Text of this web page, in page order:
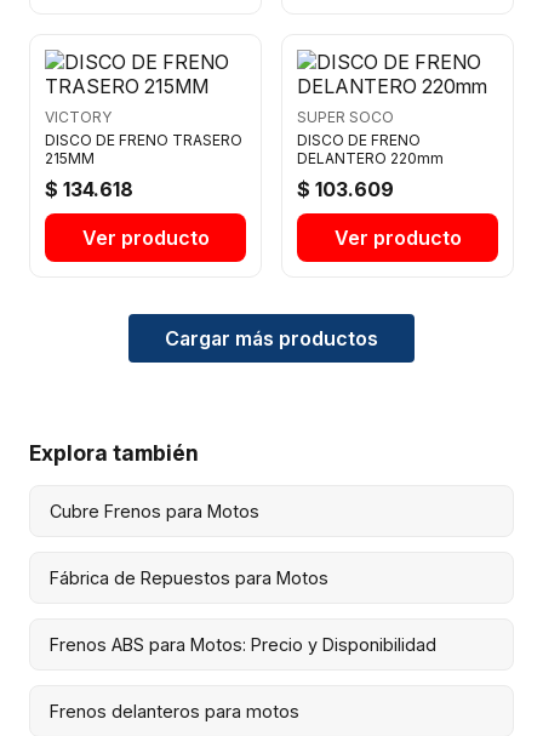
VICTORY
DISCO DE FRENO TRASERO
215MM
$ 134.618
Ver producto
SUPER SOCO
DISCO DE FRENO
DELANTERO 220mm
$ 103.609
Ver producto
Cargar más productos
Explora también
Cubre Frenos para Motos
Fábrica de Repuestos para Motos
Frenos ABS para Motos: Precio y Disponibilidad
Frenos delanteros para motos